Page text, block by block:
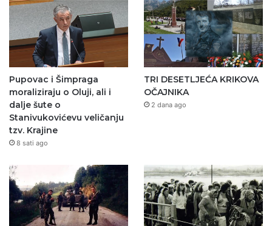
Pupovac i Šimpraga
moraliziraju o Oluji, ali i
dalje šute o
Stanivukovićevu veličanju
tzv. Krajine
8 sati ago
TRI DESETLJEĆA KRIKOVA
OČAJNIKA
2 dana ago